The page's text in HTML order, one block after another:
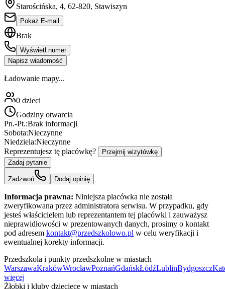
Starościńska, 4, 62-820, Stawiszyn
Pokaż E-mail
Brak
Wyświetl numer
Napisz wiadomość
Ładowanie mapy...
0 dzieci
Godziny otwarcia
Pn.-Pt.:Brak informacji
Sobota:Nieczynne
Niedziela:Nieczynne
Reprezentujesz tę placówkę?
Przejmij wizytówkę
Zadaj pytanie
Zadzwoń Dodaj opinię
Informacja prawna: Niniejsza placówka nie została
zweryfikowana przez administratora serwisu. W przypadku, gdy
jesteś właścicielem lub reprezentantem tej placówki i zauważysz
nieprawidłowości w prezentowanych danych, prosimy o kontakt
pod adresem kontakt@przedszkolowo.pl w celu weryfikacji i
ewentualnej korekty informacji.
Przedszkola i punkty przedszkolne w miastach
WarszawaKrakówWrocławPoznańGdańskŁódźLublinBydgoszcz
więcej
Żłobki i kluby dziecięce w miastach